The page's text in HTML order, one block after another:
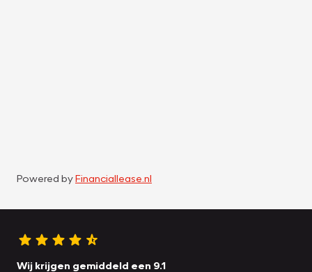
Powered byFinanciallease.nl
Wij krijgen gemiddeld een 9.1